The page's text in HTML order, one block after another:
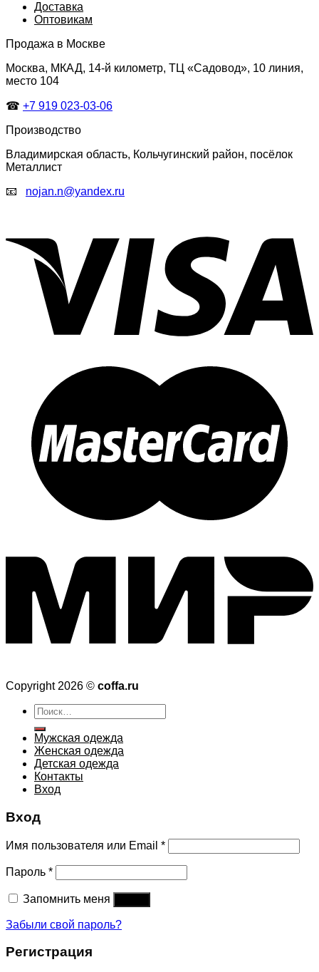
Доставка
Оптовикам
Продажа в Москве
Москва, МКАД, 14-й километр, ТЦ «Садовод», 10 линия,
место 104
☎ +7 919 023-03-06
Производство
Владимирская область, Кольчугинский район, посёлок
Металлист
📧 nojan.n@yandex.ru
Copyright 2026 © coffa.ru
Искать:
Мужская одежда
Женская одежда
Детская одежда
Контакты
Вход
Вход
Имя пользователя или Email *
Пароль *
Запомнить меня
Забыли свой пароль?
Регистрация